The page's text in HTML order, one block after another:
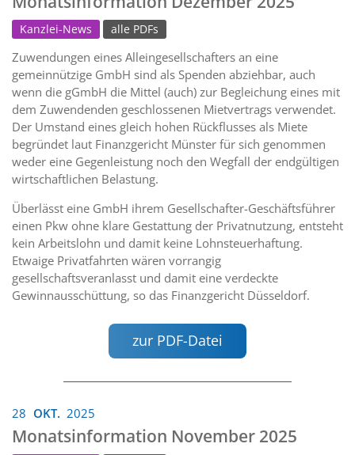
Kanzlei-News alle PDFs
Zuwendungen eines Alleingesellschafters an eine
gemeinnützige GmbH sind als Spenden abziehbar, auch
wenn die gGmbH die Mittel (auch) zur Begleichung eines mit
dem Zuwendenden geschlossenen Mietvertrags verwendet.
Der Umstand eines gleich hohen Rückflusses als Miete
begründet laut Finanzgericht Münster für sich genommen
weder eine Gegenleistung noch den Wegfall der endgültigen
wirtschaftlichen Belastung.
Überlässt eine GmbH ihrem Gesellschafter-Geschäftsführer
einen Pkw ohne klare Gestattung der Privatnutzung, entsteht
kein Arbeitslohn und damit keine Lohnsteuerhaftung.
Etwaige Privatfahrten wären vorrangig
gesellschaftsveranlasst und damit eine verdeckte
Gewinnausschüttung, so das Finanzgericht Düsseldorf.
zur PDF-Datei
28 OKT. 2025
Monatsinformation November 2025